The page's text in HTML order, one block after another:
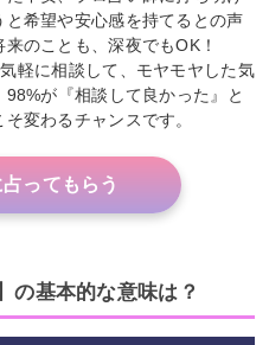
希望や安心感を持てるとの声
のことも、深夜でもOK！
軽に相談して、モヤモヤした気
が『相談して良かった』と
変わるチャンスです。
ってもらう
の基本的な意味は？